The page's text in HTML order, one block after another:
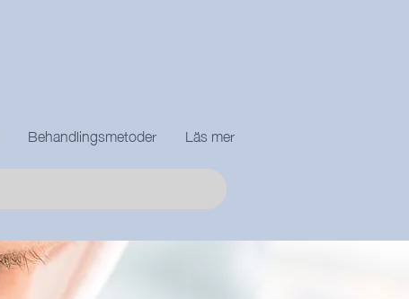
Behandlingsmetoder Läs mer